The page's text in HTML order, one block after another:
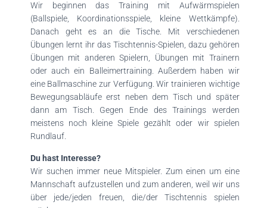
Wir beginnen das Training mit Aufwärmspielen
(Ballspiele, Koordinationsspiele, kleine Wettkämpfe).
Danach geht es an die Tische. Mit verschiedenen
Übungen lernt ihr das Tischtennis-Spielen, dazu gehören
Übungen mit anderen Spielern, Übungen mit Trainern
oder auch ein Balleimertraining. Außerdem haben wir
eine Ballmaschine zur Verfügung. Wir trainieren wichtige
Bewegungsabläufe erst neben dem Tisch und später
dann am Tisch. Gegen Ende des Trainings werden
meistens noch kleine Spiele gezählt oder wir spielen
Rundlauf.
Du hast Interesse?
Wir suchen immer neue Mitspieler. Zum einen um eine
Mannschaft aufzustellen und zum anderen, weil wir uns
über jede/jeden freuen, die/der Tischtennis spielen